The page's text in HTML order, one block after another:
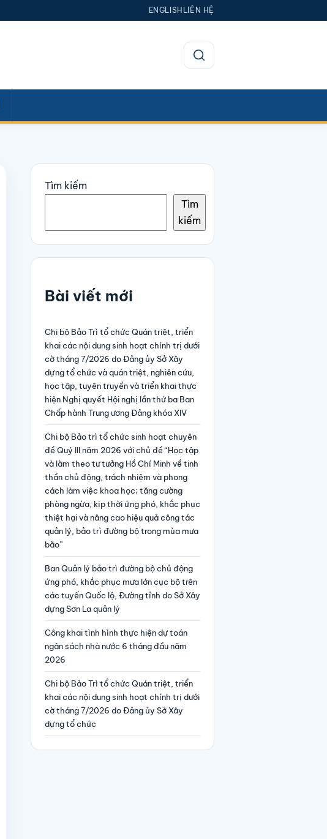
ENGLISH LIÊN HỆ
Mở tìm kiếm
Tìm kiếm
Tìm
kiếm
Bài viết mới
Chi bộ Bảo Trì tổ chức Quán triệt, triển
khai các nội dung sinh hoạt chính trị dưới
cờ tháng 7/2026 do Đảng ủy Sở Xây
dựng tổ chức và quán triệt, nghiên cứu,
học tập, tuyên truyền và triển khai thực
hiện Nghị quyết Hội nghị lần thứ ba Ban
Chấp hành Trung ương Đảng khóa XIV
Chi bộ Bảo trì tổ chức sinh hoạt chuyên
đề Quý III năm 2026 với chủ đề “Học tập
và làm theo tư tưởng Hồ Chí Minh về tinh
thần chủ động, trách nhiệm và phong
cách làm việc khoa học; tăng cường
phòng ngừa, kịp thời ứng phó, khắc phục
thiệt hại và nâng cao hiệu quả công tác
quản lý, bảo trì đường bộ trong mùa mưa
bão”
Ban Quản lý bảo trì đường bộ chủ động
ứng phó, khắc phục mưa lớn cục bộ trên
các tuyến Quốc lộ, Đường tỉnh do Sở Xây
dựng Sơn La quản lý
Công khai tình hình thực hiện dự toán
ngân sách nhà nước 6 tháng đầu năm
2026
Chi bộ Bảo Trì tổ chức Quán triệt, triển
khai các nội dung sinh hoạt chính trị dưới
cờ tháng 7/2026 do Đảng ủy Sở Xây
dựng tổ chức